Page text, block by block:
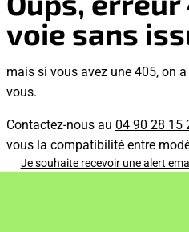
voie sans
mais si vous avez une 405, on
vous.
Contactez-nous au 04 90 28 15
vous la compatibilité entre
Je souhaite recevoir une alert